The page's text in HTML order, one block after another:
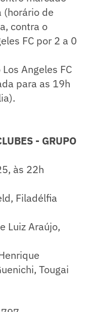
(horário de
contra o
FC por 2 a 0
Angeles FC
para as 19h
- GRUPO
às 22h
Filadélfia
Luiz Araújo,
Tougai